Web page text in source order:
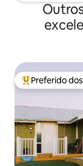
Entre os
Preferido